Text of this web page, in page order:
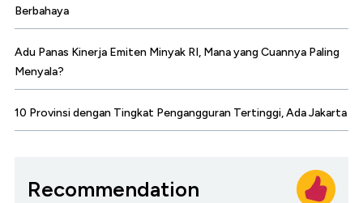
Berbahaya
Adu Panas Kinerja Emiten Minyak RI, Mana yang Cuannya Paling
Menyala?
10 Provinsi dengan Tingkat Pengangguran Tertinggi, Ada Jakarta
Recommendation